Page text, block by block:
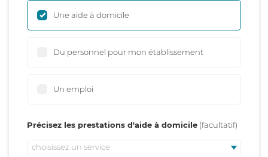
Une aide à domicile
Du personnel pour mon établissement
Un emploi
Précisez les prestations d'aide à domicile
choisissez un service